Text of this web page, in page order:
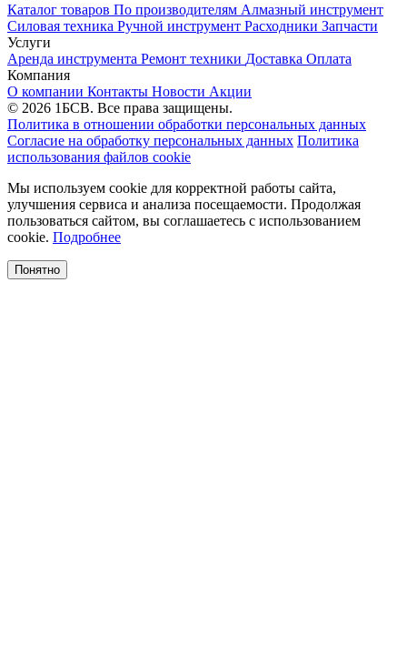
Каталог товаров По производителям Алмазный инструмент
Силовая техника Ручной инструмент Расходники Запчасти
Услуги
Аренда инструмента Ремонт техники Доставка Оплата
Компания
О компании Контакты Новости Акции
© 2026 1БСВ. Все права защищены.
Политика в отношении обработки персональных данных
Согласие на обработку персональных данных Политика
использования файлов cookie
Мы используем cookie для корректной работы сайта,
улучшения сервиса и анализа посещаемости. Продолжая
пользоваться сайтом, вы соглашаетесь с использованием
cookie. Подробнее
Понятно